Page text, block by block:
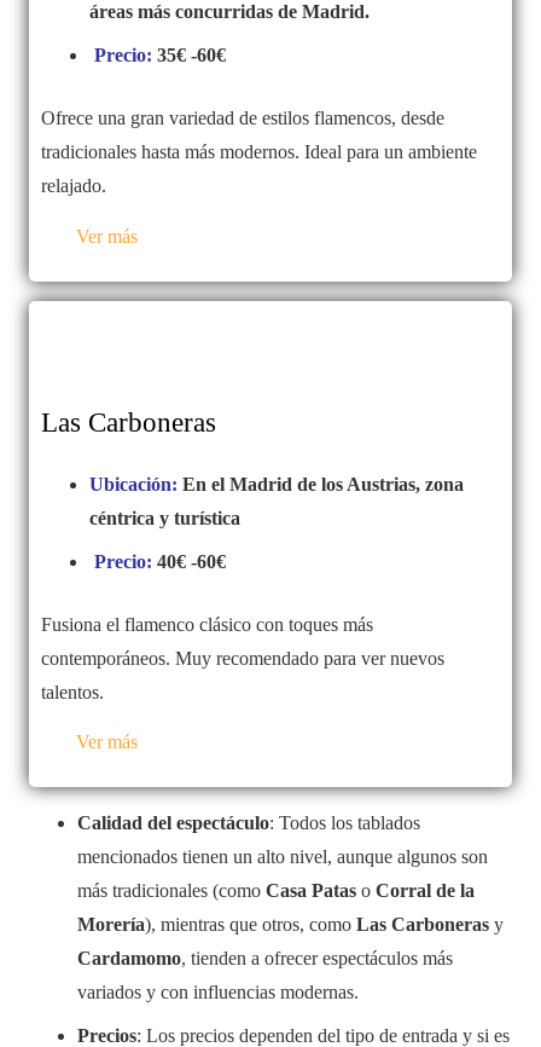
áreas más concurridas de Madrid.
Precio: 35€ -60€
Ofrece una gran variedad de estilos flamencos, desde
tradicionales hasta más modernos. Ideal para un ambiente
relajado.
Ver más
Las Carboneras
Ubicación: En el Madrid de los Austrias, zona
céntrica y turística
Precio: 40€ -60€
Fusiona el flamenco clásico con toques más
contemporáneos. Muy recomendado para ver nuevos
talentos.
Ver más
Calidad del espectáculo: Todos los tablados
mencionados tienen un alto nivel, aunque algunos son
más tradicionales (como Casa Patas o Corral de la
Morería), mientras que otros, como Las Carboneras y
Cardamomo, tienden a ofrecer espectáculos más
variados y con influencias modernas.
Precios: Los precios dependen del tipo de entrada y si es